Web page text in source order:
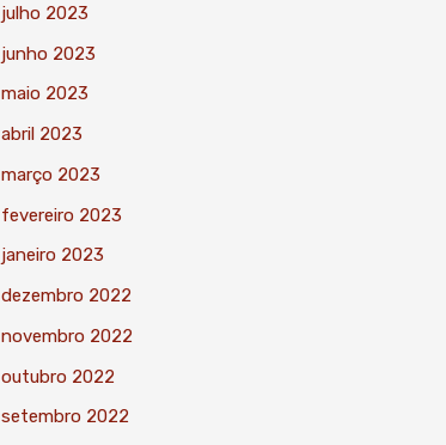
julho 2023
junho 2023
maio 2023
abril 2023
março 2023
fevereiro 2023
janeiro 2023
dezembro 2022
novembro 2022
outubro 2022
setembro 2022